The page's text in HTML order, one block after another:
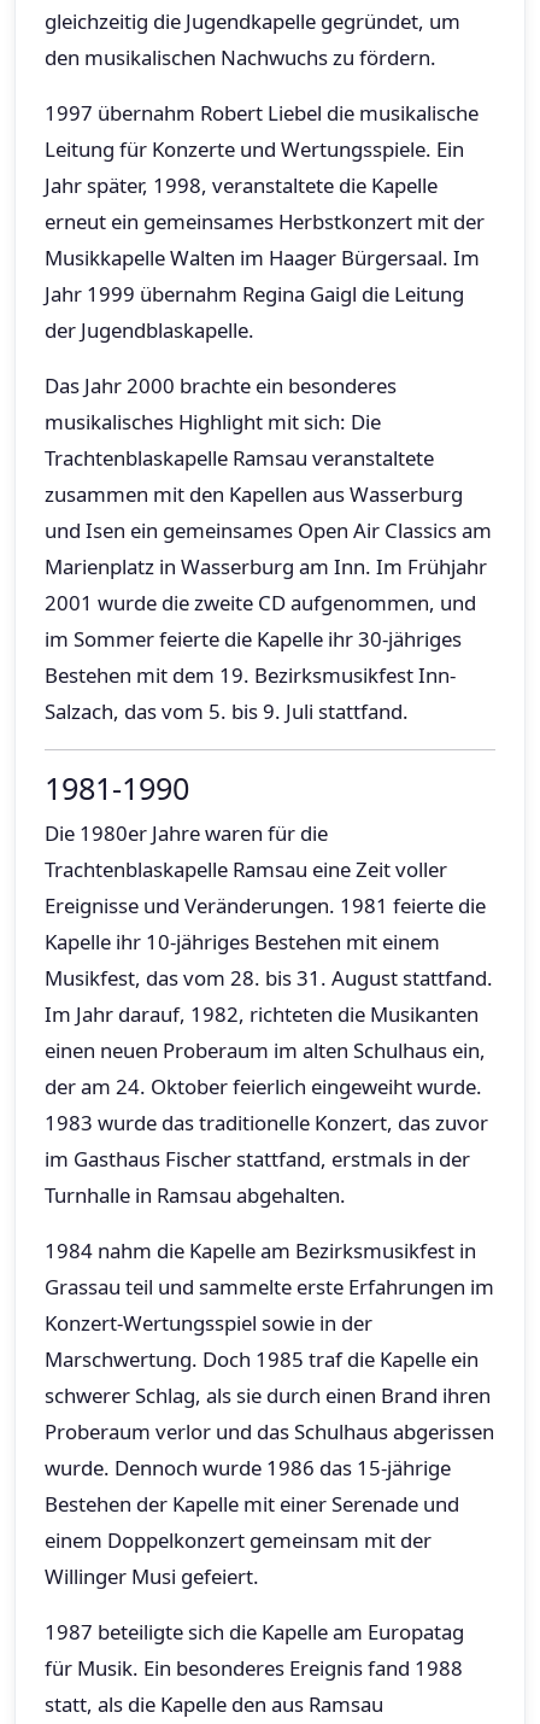
gleichzeitig die Jugendkapelle gegründet, um
den musikalischen Nachwuchs zu fördern.
1997 übernahm Robert Liebel die musikalische
Leitung für Konzerte und Wertungsspiele. Ein
Jahr später, 1998, veranstaltete die Kapelle
erneut ein gemeinsames Herbstkonzert mit der
Musikkapelle Walten im Haager Bürgersaal. Im
Jahr 1999 übernahm Regina Gaigl die Leitung
der Jugendblaskapelle.
Das Jahr 2000 brachte ein besonderes
musikalisches Highlight mit sich: Die
Trachtenblaskapelle Ramsau veranstaltete
zusammen mit den Kapellen aus Wasserburg
und Isen ein gemeinsames Open Air Classics am
Marienplatz in Wasserburg am Inn. Im Frühjahr
2001 wurde die zweite CD aufgenommen, und
im Sommer feierte die Kapelle ihr 30-jähriges
Bestehen mit dem 19. Bezirksmusikfest Inn-
Salzach, das vom 5. bis 9. Juli stattfand.
1981-1990
Die 1980er Jahre waren für die
Trachtenblaskapelle Ramsau eine Zeit voller
Ereignisse und Veränderungen. 1981 feierte die
Kapelle ihr 10-jähriges Bestehen mit einem
Musikfest, das vom 28. bis 31. August stattfand.
Im Jahr darauf, 1982, richteten die Musikanten
einen neuen Proberaum im alten Schulhaus ein,
der am 24. Oktober feierlich eingeweiht wurde.
1983 wurde das traditionelle Konzert, das zuvor
im Gasthaus Fischer stattfand, erstmals in der
Turnhalle in Ramsau abgehalten.
1984 nahm die Kapelle am Bezirksmusikfest in
Grassau teil und sammelte erste Erfahrungen im
Konzert-Wertungsspiel sowie in der
Marschwertung. Doch 1985 traf die Kapelle ein
schwerer Schlag, als sie durch einen Brand ihren
Proberaum verlor und das Schulhaus abgerissen
wurde. Dennoch wurde 1986 das 15-jährige
Bestehen der Kapelle mit einer Serenade und
einem Doppelkonzert gemeinsam mit der
Willinger Musi gefeiert.
1987 beteiligte sich die Kapelle am Europatag
für Musik. Ein besonderes Ereignis fand 1988
statt, als die Kapelle den aus Ramsau